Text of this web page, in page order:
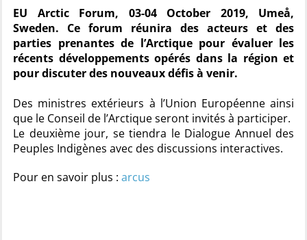
EU Arctic Forum, 03-04 October 2019, Umeå,
Sweden. Ce forum réunira des acteurs et des
parties prenantes de l’Arctique pour évaluer les
récents développements opérés dans la région et
pour discuter des nouveaux défis à venir.
Des ministres extérieurs à l’Union Européenne ainsi
que le Conseil de l’Arctique seront invités à participer.
Le deuxième jour, se tiendra le Dialogue Annuel des
Peuples Indigènes avec des discussions interactives.
Pour en savoir plus : arcus